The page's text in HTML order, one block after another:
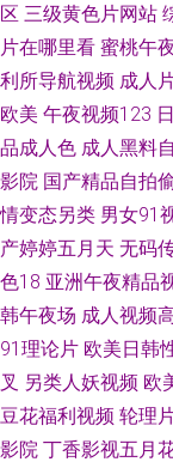
区 三级黄色片网站
片在哪里看 蜜桃午
利所导航视频 成人
欧美 午夜视频123
品成人色 成人黑料
影院 国产精品自拍
情变态另类 男女91
产婷婷五月天 无码
色18 亚洲午夜精品
韩午夜场 成人视频
91理论片 欧美日韩
叉 另类人妖视频 欧
豆花福利视频 轮理
影院 丁香影视五月